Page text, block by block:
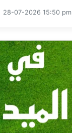
28-07-2026 15:50 pm